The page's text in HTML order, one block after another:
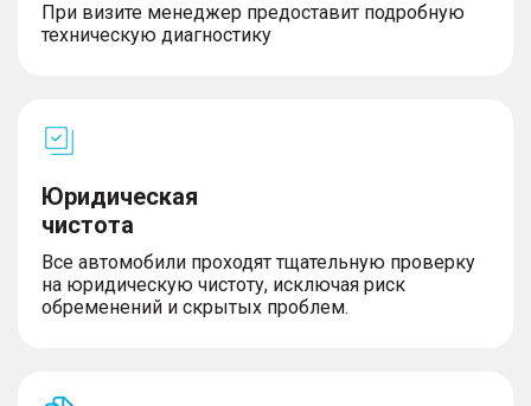
При визите менеджер предоставит подробную
техническую диагностику
Юридическая
чистота
Все автомобили проходят тщательную проверку
на юридическую чистоту, исключая риск
обременений и скрытых проблем.